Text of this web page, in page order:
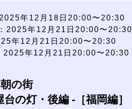
2025年12月18日20:00〜20:30
2025年12月21日20:00〜20:30
年12月21日20:00〜20:30
2025年12月21日20:00〜20:30
の街
の灯・後編 -［福岡編］